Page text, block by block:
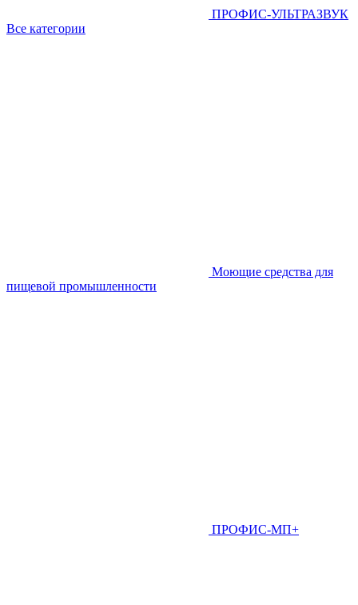
ПРОФИС-УЛЬТРАЗВУК
Все категории
Моющие средства для
пищевой промышленности
ПРОФИС-МП+